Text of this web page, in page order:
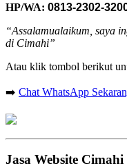
HP/WA: 0813-2302-
“Assalamualaikum, saya
di Cimahi”
Atau klik tombol berikut
➡️ Chat WhatsApp
Jasa Website Cimahi